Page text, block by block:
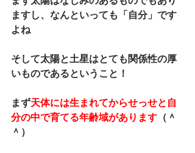
ますし、なんといっても「自分」です
よね
そして太陽と土星はとても関係性の厚
いものであるということ！
まず天体には生まれてからせっせと自
分の中で育てる年齢域があります （＾
＾）